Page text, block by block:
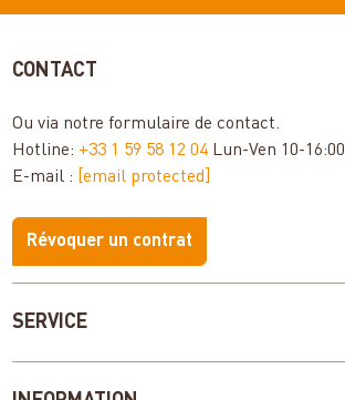
SERVICE
CONTACT
Ou via notreformulaire de contact.
Hotline: +33 1 59 58 12 04 Lun-Ven 10-16:00
E-mail : [email protected]
Révoquer un contrat